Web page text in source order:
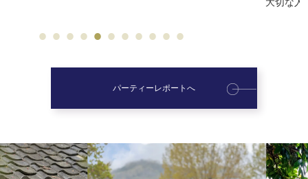
パーティーレポートへ